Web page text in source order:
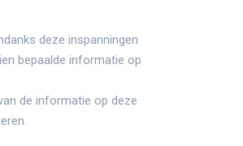
deze inspanningen
bepaalde informatie op
de informatie op deze